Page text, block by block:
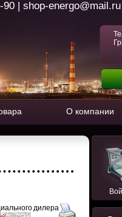
| shop-energo@mail.ru
О компании
дилера